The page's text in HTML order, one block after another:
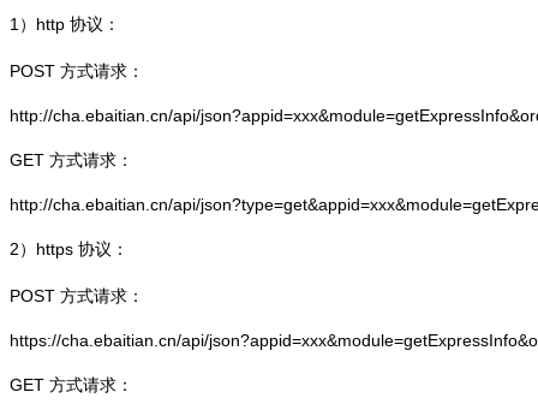
1） http 协议：
POST 方式请求：
http://cha.ebaitian.cn/api/
GET 方式请求：
http://cha.ebaitian.cn/api/
2） https 协议：
POST 方式请求：
https://cha.ebaitian.cn/api/
GET 方式请求：